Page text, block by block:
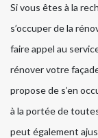
Si vous êtes à la
s’occuper de la
faire appel au
rénover votre
propose de s’en
à la portée de
peut également